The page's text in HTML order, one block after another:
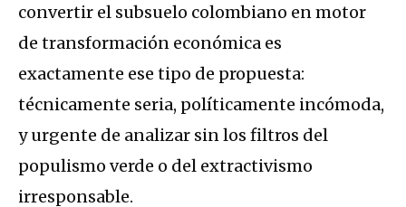
convertir el subsuelo colombiano en motor
de transformación económica es
exactamente ese tipo de propuesta:
técnicamente seria, políticamente incómoda,
y urgente de analizar sin los filtros del
populismo verde o del extractivismo
irresponsable.